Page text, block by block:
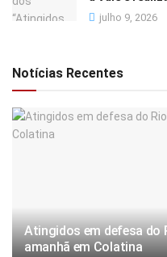
julho 9, 2026
Notícias Recentes
Atingidos em defesa do
amanhã em Colatina